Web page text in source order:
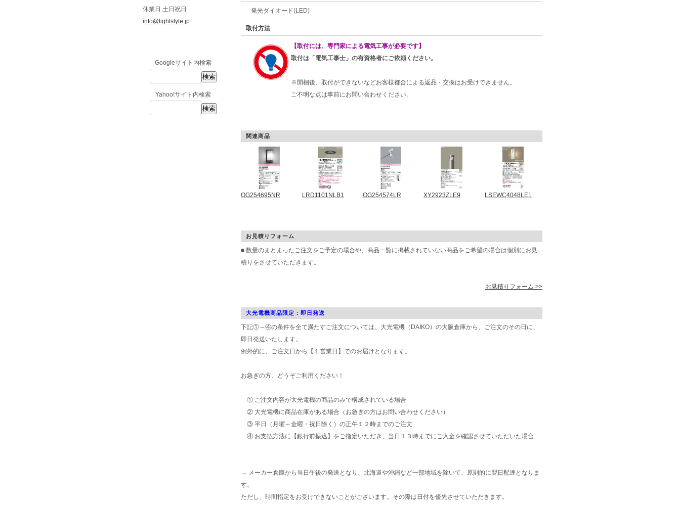
休業日 土日祝日
info@lightstyle.jp
Googleサイト内検索
Yahoo!サイト内検索
発光ダイオード(LED)
取付方法
【取付には、専門家による電気工事が必要です】
取付は「電気工事士」の有資格者にご依頼ください。
※開梱後、取付ができないなどお客様都合による返品・交換はお受けできません。
ご不明な点は事前にお問い合わせください。
関連商品
OG254695NR LRD1101NLB1 OG254574LR XY2923ZLE9 LSEWC4048LE1
お見積りフォーム
■ 数量のまとまったご注文をご予定の場合や、商品一覧に掲載されていない商品をご希望の場合は個別にお見
積りをさせていただきます。
お見積りフォーム >>
大光電機商品限定：即日発送
下記①～④の条件を全て満たすご注文については、大光電機（DAIKO）の大阪倉庫から、ご注文のその日に、
即日発送いたします。
例外的に、ご注文日から【１営業日】でのお届けとなります。
お急ぎの方、どうぞご利用ください！
① ご注文内容が大光電機の商品のみで構成されている場合
② 大光電機に商品在庫がある場合（お急ぎの方はお問い合わせください）
③ 平日（月曜～金曜・祝日除く）の正午１２時までのご注文
④ お支払方法に【銀行前振込】をご指定いただき、当日１３時までにご入金を確認させていただいた場合
→ メーカー倉庫から当日午後の発送となり、北海道や沖縄など一部地域を除いて、原則的に翌日配達となりま
す。
ただし、時間指定をお受けできないことがございます。その際は日付を優先させていただきます。